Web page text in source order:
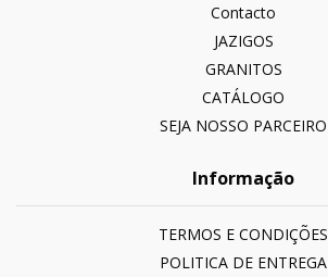
Contacto
JAZIGOS
GRANITOS
CATÁLOGO
SEJA NOSSO PARCEIRO
Informação
TERMOS E CONDIÇÕES
POLITICA DE ENTREGA